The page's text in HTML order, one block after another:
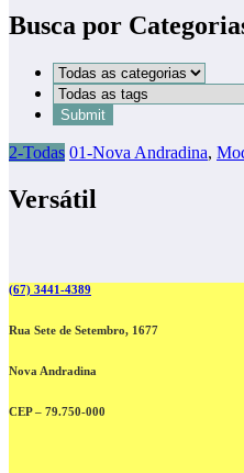
Busca por
2-Todas 01-Nova Andradina,
Versátil
(67) 3441-4389
Rua Sete de Setembro, 1677
Nova Andradina
CEP – 79.750-000